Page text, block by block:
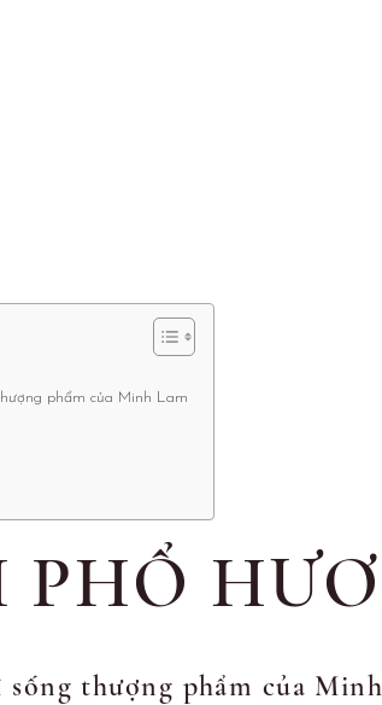
phẩm của Minh Lam
thượng phẩm của